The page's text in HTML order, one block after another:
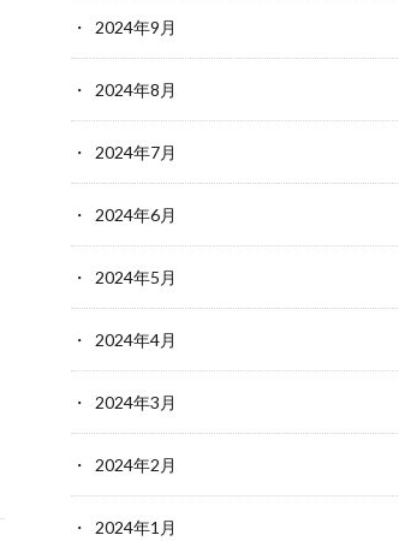
2024年9月
2024年8月
2024年7月
2024年6月
2024年5月
2024年4月
2024年3月
2024年2月
2024年1月